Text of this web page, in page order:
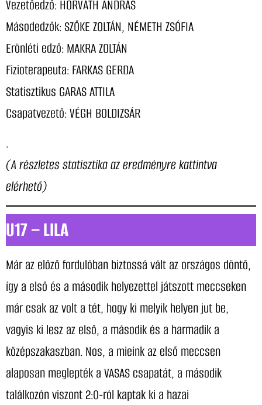
Vezetőedző: HORVÁTH ANDRÁS
Másodedzők: SZŐKE ZOLTÁN, NÉMETH ZSÓFIA
Erönléti edző: MAKRA ZOLTÁN
Fizioterapeuta: FARKAS GERDA
Statisztikus GARAS ATTILA
Csapatvezető: VÉGH BOLDIZSÁR
.
(A részletes statisztika az eredményre kattintva
elérhető)
U17 – LILA
Már az előző fordulóban biztossá vált az országos döntő,
így a első és a második helyezettel játszott meccseken
már csak az volt a tét, hogy ki melyik helyen jut be,
vagyis ki lesz az első, a második és a harmadik a
középszakaszban. Nos, a mieink az első meccsen
alaposan meglepték a VASAS csapatát, a második
találkozón viszont 2:0-ról kaptak ki a hazai